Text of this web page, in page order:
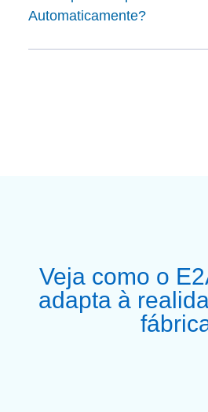
Automaticamente?
Veja como o
adapta à